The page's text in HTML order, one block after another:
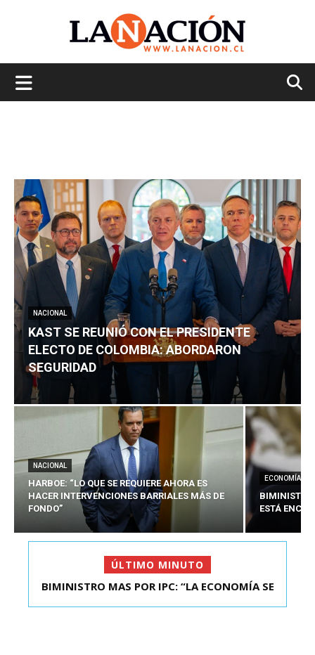
NACIONAL
KAST SE REUNIÓ CON EL PRESIDENTE
ELECTO DE COLOMBIA: ABORDARON
SEGURIDAD
NACIONAL
HARBOE: “LO QUE SE REQUIERE AHORA ES
HACER INTERVENCIONES BARRIALES MÁS DE
FONDO”
ECONOMÍA
BIMINISTRO
ESTÁ
ÚLTIMO MINUTO
KAST SE REUNIÓ CON EL PRESIDENTE ELECTO DE
BIMINISTRO MAS POR IPC: “LA ECONOMÍA SE